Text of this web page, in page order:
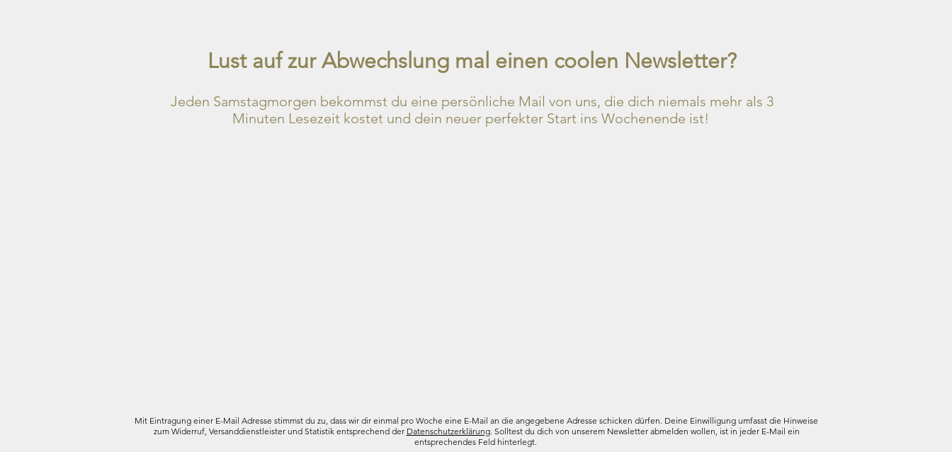
Lust auf zur Abwechslung mal einen coolen Newsletter?
Jeden Samstagmorgen bekommst du eine persönliche Mail von uns, die dich niemals mehr als 3
Minuten Lesezeit kostet und dein neuer perfekter Start ins Wochenende ist!
Mit Eintragung einer E-Mail Adresse stimmst du zu, dass wir dir einmal pro Woche eine E-Mail an die angegebene Adresse schicken dürfen. Deine Einwilligung umfasst die Hinweise
zum Widerruf, Versanddienstleister und Statistik entsprechend der Datenschutzerklärung. Solltest du dich von unserem Newsletter abmelden wollen, ist in jeder E-Mail ein
entsprechendes Feld hinterlegt.